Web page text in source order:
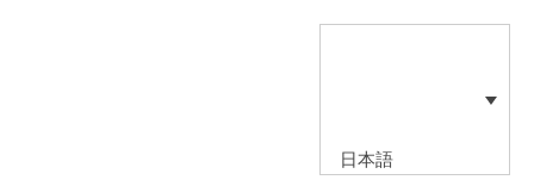
日本語